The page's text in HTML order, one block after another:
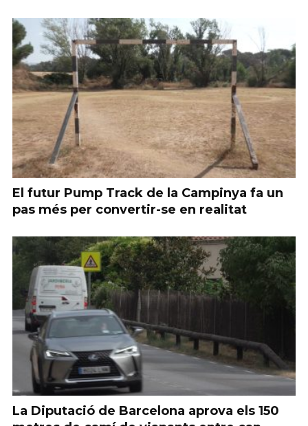
El futur Pump Track de la Campinya fa un
pas més per convertir-se en realitat
La Diputació de Barcelona aprova els 150